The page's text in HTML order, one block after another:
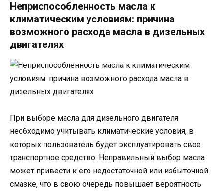
Неприспособленность масла к
климатическим условиям: причина
возможного расхода масла в дизельных
двигателях
При выборе масла для дизельного двигателя
необходимо учитывать климатические условия, в
которых пользователь будет эксплуатировать свое
транспортное средство. Неправильный выбор масла
может привести к его недостаточной или избыточной
смазке, что в свою очередь повышает вероятность